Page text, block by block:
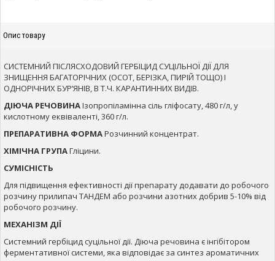
Опис товару
CИСТЕМНИЙ ПІСЛЯСХОДОВИЙ ГЕРБІЦИД СУЦІЛЬНОЇ ДІЇ ДЛЯ
ЗНИЩЕННЯ БАГАТОРІЧНИХ (ОСОТ, БЕРІЗКА, ПИРІЙ ТОЩО) І
ОДНОРІЧНИХ БУР’ЯНІВ, В Т.Ч. КАРАНТИННИХ ВИДІВ.
ДІЮЧА РЕЧОВИНАІзопропіламінна сіль гліфосату, 480 г/л, у
кислотному еквіваленті, 360 г/л.
ПРЕПАРАТИВНА ФОРМАРозчинний концентрат.
ХІМІЧНА ГРУПАГліцини.
СУМІСНІСТЬ
Для підвищення ефективності дії препарату додавати до робочого
розчину прилипач ТАНДЕМ або розчини азотних добрив 5-10% від
робочого розчину.
МЕХАНІЗМ ДІЇ
Системний гербіцид суцільної дії. Діюча речовина є інгібітором
ферментативної системи, яка відповідає за синтез ароматичних